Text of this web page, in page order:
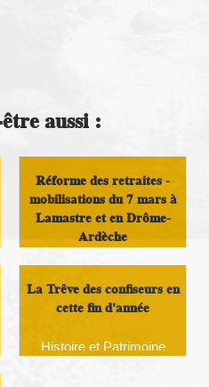
aussi :
Réforme des retraites -
mobilisations du 7 mars à
Lamastre et en Drôme-
Ardèche
La Trêve des confiseurs en
cette fin d'année
Histoire et Patrimoine